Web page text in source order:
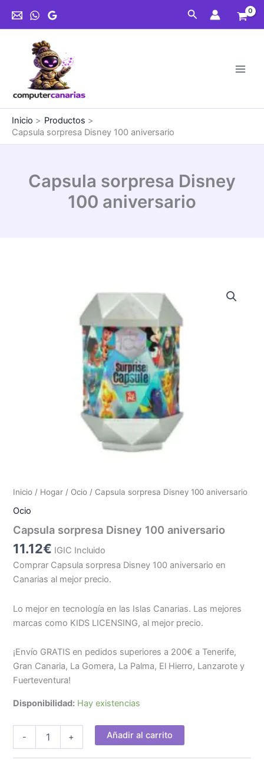
Buscar
Inicio
Productos
Capsula sorpresa Disney 100 aniversario
Capsula sorpresa Disney
100 aniversario
Inicio / Hogar / Ocio / Capsula sorpresa Disney 100 aniversario
Ocio
Capsula sorpresa Disney 100 aniversario
11.12€ IGIC Incluido
Comprar Capsula sorpresa Disney 100 aniversario en
Canarias al mejor precio.
Lo mejor en tecnología en las Islas Canarias. Las mejores
marcas como KIDS LICENSING, al mejor precio.
¡Envío GRATIS en pedidos superiores a 200€ a Tenerife,
Gran Canaria, La Gomera, La Palma, El Hierro, Lanzarote y
Fuerteventura!
Disponibilidad: Hay existencias
- + Añadir al carrito
100
aniversario